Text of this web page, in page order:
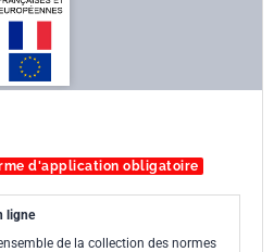
d'application obligatoire
ligne
de la collection des normes